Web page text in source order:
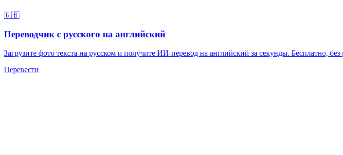
🇬🇧
Переводчик с русского на английский
Загрузите фото текста на русском и получите ИИ-перевод на английский за секунды. Бесплатно, без
Перевести